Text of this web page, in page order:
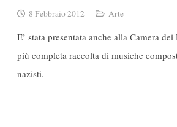
8 Febbraio 2012 Arte
E’ stata presentata anche alla Camera
più completa raccolta di musiche
nazisti.